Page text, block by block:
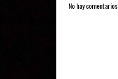
No hay comentarios